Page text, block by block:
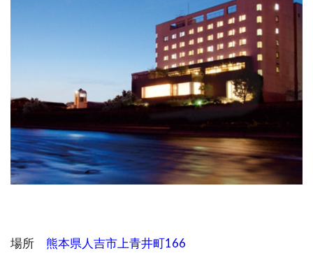
場所 熊本県人吉市上青井町166